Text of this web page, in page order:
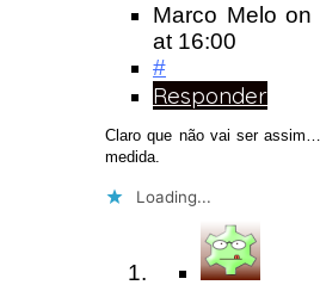
Marco Melo on
at 16:00
#
Responder
Claro que não vai ser
medida.
Loading...